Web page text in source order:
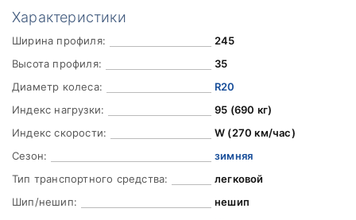
Характеристики
Ширина профиля:
245
Высота профиля:
35
Диаметр колеса:
R20
Индекс нагрузки:
95 (690 кг)
Индекс скорости:
W (270 км/час)
Сезон:
зимняя
Тип транспортного средства:
легковой
Шип/нешип:
нешип